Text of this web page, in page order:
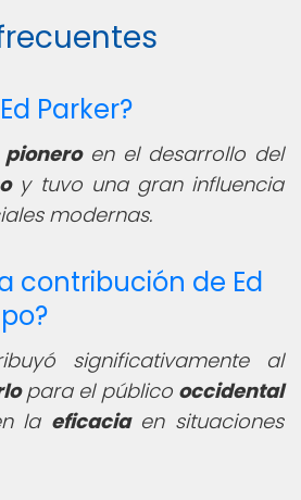
Parker?
pioneroen el desarrollo del
y tuvo una gran influencia
modernas.
contribución de Ed
significativamente al
para el público occidental
la eficaciaen situaciones